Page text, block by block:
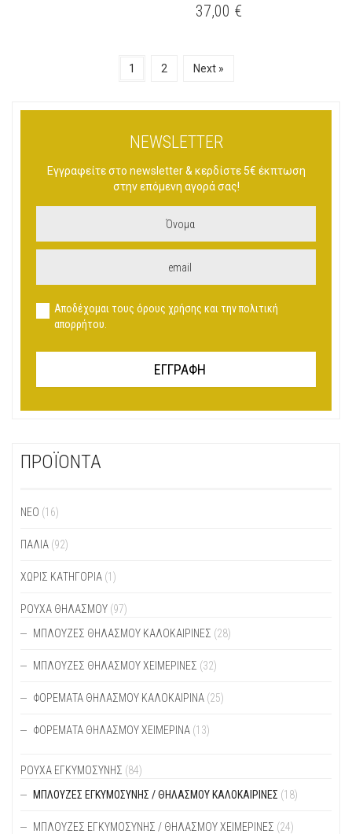
ΤΟ
ΠΡΟΪΌΝ
ΠΑΡΑΛΛΑΓΈΣ.
ΝΑ
ΕΠΙΛΕΓΟΎΝ
ΣΕΛΊΔΑ
ΤΟΥ
37,00 €
1 2 Next »
NEWSLETTER
Εγγραφείτε στο newsletter & κερδίστε 5€ έκπτωση
στην επόμενη αγορά σας!
Αποδέχομαι τους όρους χρήσης και την πολιτική
απορρήτου.
ΠΡΟΪΟΝΤΑ
ΝΕΟ (16)
ΠΑΛΙΆ (92)
ΧΩΡΊΣ ΚΑΤΗΓΟΡΊΑ (1)
ΡΟΥΧΑ ΘΗΛΑΣΜΟΥ (97)
ΜΠΛΟΎΖΕΣ ΘΗΛΑΣΜΟΎ ΚΑΛΟΚΑΙΡΙΝΈΣ (28)
ΜΠΛΟΎΖΕΣ ΘΗΛΑΣΜΟΎ ΧΕΙΜΕΡΙΝΈΣ (32)
ΦΟΡΈΜΑΤΑ ΘΗΛΑΣΜΟΎ ΚΑΛΟΚΑΙΡΙΝΆ (25)
ΦΟΡΈΜΑΤΑ ΘΗΛΑΣΜΟΎ ΧΕΙΜΕΡΙΝΆ (13)
ΡΟΥΧΑ ΕΓΚΥΜΟΣΥΝΗΣ (84)
ΜΠΛΟΎΖΕΣ ΕΓΚΥΜΟΣΎΝΗΣ / ΘΗΛΑΣΜΟΎ ΚΑΛΟΚΑΙΡΙΝΈΣ (18)
ΜΠΛΟΎΖΕΣ ΕΓΚΥΜΟΣΎΝΗΣ / ΘΗΛΑΣΜΟΎ ΧΕΙΜΕΡΙΝΈΣ (24)